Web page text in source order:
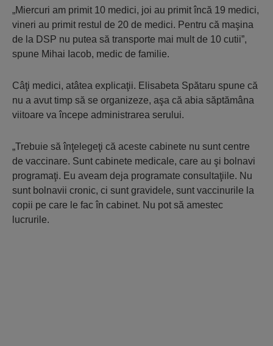
„Miercuri am primit 10 medici, joi au primit încă 19 medici,
vineri au primit restul de 20 de medici. Pentru că maşina
de la DSP nu putea să transporte mai mult de 10 cutii”,
spune Mihai Iacob, medic de familie.
Câţi medici, atâtea explicaţii. Elisabeta Spătaru spune că
nu a avut timp să se organizeze, aşa că abia săptămâna
viitoare va începe administrarea serului.
„Trebuie să înţelegeţi că aceste cabinete nu sunt centre
de vaccinare. Sunt cabinete medicale, care au şi bolnavi
programaţi. Eu aveam deja programate consultaţiile. Nu
sunt bolnavii cronic, ci sunt gravidele, sunt vaccinurile la
copii pe care le fac în cabinet. Nu pot să amestec
lucrurile.